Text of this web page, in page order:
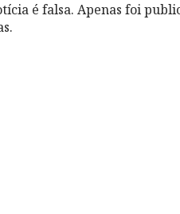
é falsa. Apenas foi